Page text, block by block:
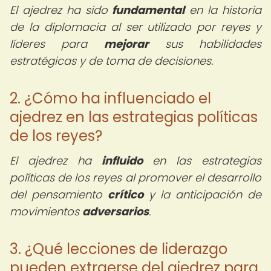
El ajedrez ha sido fundamentalen la historia
de la diplomacia al ser utilizado por reyes y
líderes para mejorarsus habilidades
estratégicas y de toma de decisiones.
2. ¿Cómo ha influenciado el
ajedrez en las estrategias políticas
de los reyes?
El ajedrez ha influidoen las estrategias
políticas de los reyes al promover el desarrollo
del pensamiento críticoy la anticipación de
movimientos adversarios.
3. ¿Qué lecciones de liderazgo